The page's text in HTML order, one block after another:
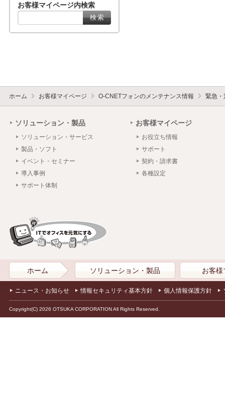
お客様マイページ内検索
ホーム お客様マイページ O-CNETフォンのメンテナンス情報 緊急・
ソリューション・製品
ソリューション・サービス
製品・ソフト
イベント・セミナー
導入事例
サポート体制
お客様マイページ
お役立ち情報
サポート
契約・請求書
各種設定
ホーム ソリューション・製品 お客様
ニュース・お知らせ 情報セキュリティ基本方針 個人情報保護方針
Copyright(C) 2026 OTSUKA CORPORATION All Rights Reserved.